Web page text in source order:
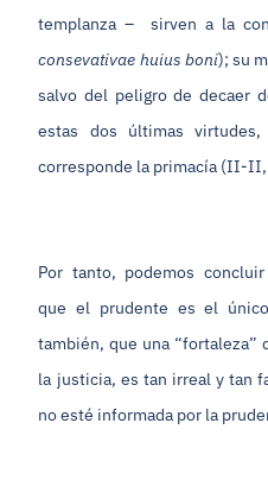
templanza – sirven a la
consevativae huius boni); su
salvo del peligro de decaer
estas dos últimas
corresponde la primacía (II-
Por tanto, podemos
que el prudente es el
también, que una “fortaleza”
la justicia, es tan irreal y tan
no esté informada por la